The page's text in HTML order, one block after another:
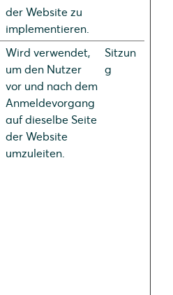
der Website zu
implementieren.
Wird verwendet,
um den Nutzer
vor und nach dem
Anmeldevorgang
auf dieselbe Seite
der Website
umzuleiten.
Sitzun
g